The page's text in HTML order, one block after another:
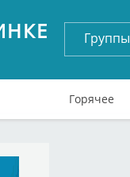
Группы
Горячее